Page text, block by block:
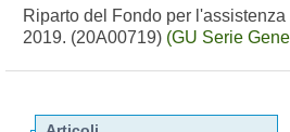
Riparto del Fondo per
2019. (20A00719) (GU Serie